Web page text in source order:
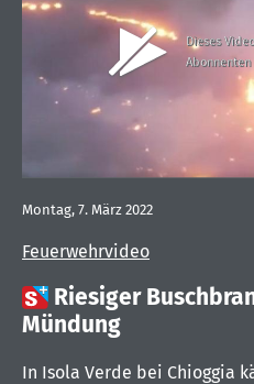
Dieses
Feuerwehrvideo
Montag, 7. März 2022
 Riesiger
Mündung
In Isola Verde bei Chioggia